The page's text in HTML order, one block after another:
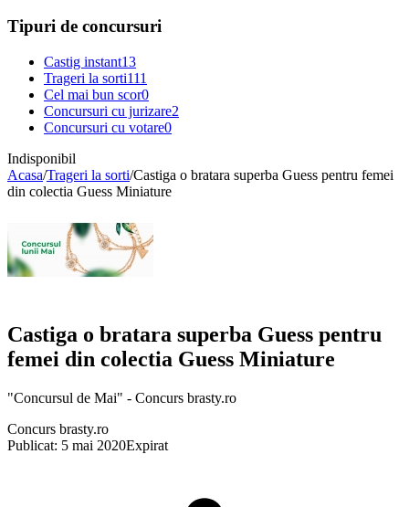
Tipuri de concursuri
Castig instant13
Trageri la sorti111
Cel mai bun scor0
Concursuri cu jurizare2
Concursuri cu votare0
Indisponibil
Acasa/Trageri la sorti/Castiga o bratara superba Guess pentru femei
din colectia Guess Miniature
Castiga o bratara superba Guess pentru
femei din colectia Guess Miniature
"Concursul de Mai" - Concurs brasty.ro
Concurs brasty.ro
Publicat: 5 mai 2020Expirat